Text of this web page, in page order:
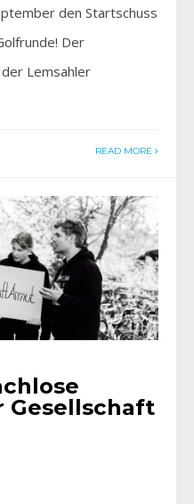
den Startschuss
Der
Lemsahler
READ MORE
Gesellschaft